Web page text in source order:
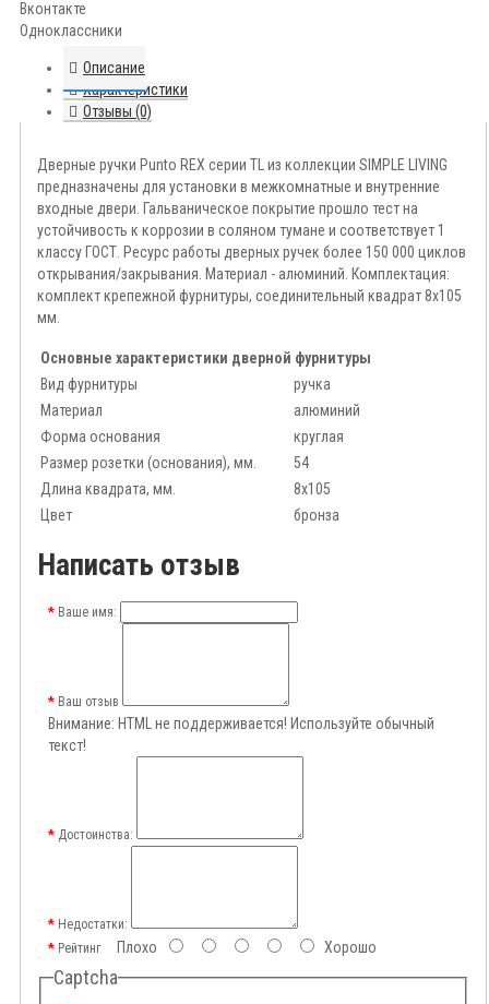
Вконтакте
Одноклассники
Описание
Характеристики
Отзывы (0)
Дверные ручки Punto REX серии TL из коллекции SIMPLE LIVING
предназначены для установки в межкомнатные и внутренние
входные двери. Гальваническое покрытие прошло тест на
устойчивость к коррозии в соляном тумане и соответствует 1
классу ГОСТ. Ресурс работы дверных ручек более 150 000 циклов
открывания/закрывания. Материал - алюминий. Комплектация:
комплект крепежной фурнитуры, соединительный квадрат 8x105
мм.
Основные характеристики дверной фурнитуры
Вид фурнитуры
ручка
Материал
алюминий
Форма основания
круглая
Размер розетки (основания), мм.
54
Длина квадрата, мм.
8x105
Цвет
бронза
Написать отзыв
Ваше имя:
Ваш отзыв
Внимание: HTML не поддерживается! Используйте обычный
текст!
Достоинства:
Недостатки:
РейтингПлохо Хорошо
Captcha